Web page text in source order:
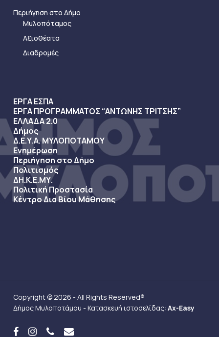
Περιήγηση στο Δήμο
Μυλοπόταμος
Αξιοθέατα
Διαδρομές
ΕΡΓΑ ΕΣΠΑ
ΕΡΓΑ ΠΡΟΓΡΑΜΜΑΤΟΣ “ΑΝΤΩΝΗΣ ΤΡΙΤΣΗΣ”
ΕΛΛΑΔΑ 2.0
Δήμος
Δ.Ε.Υ.Α. ΜΥΛΟΠΟΤΑΜΟΥ
Ενημέρωση
Περιήγηση στο Δήμο
Πολιτισμός
ΔΗ.Κ.Ε.ΜΥ.
Πολιτική Προστασία
Κέντρο Δια Βίου Μάθησης
Copyright © 2026 - All Rights Reserved®
Δήμος Μυλοποτάμου - Κατασκευή ιστοσελίδας: Ax-Easy
facebookinstagramphoneemail